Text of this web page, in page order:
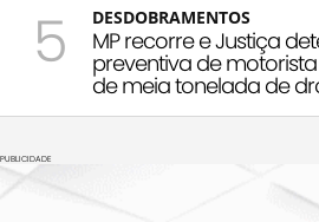
5 DESDOBRAMENTOS
MP recorre e Justiça
preventiva de
de meia tonelada de
PUBLICIDADE